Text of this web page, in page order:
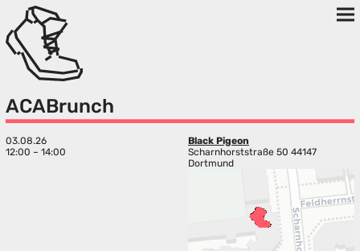
ACABrunch
03.08.26
12:00 – 14:00
Black Pigeon
Scharnhorststraße 50 44147
Dortmund